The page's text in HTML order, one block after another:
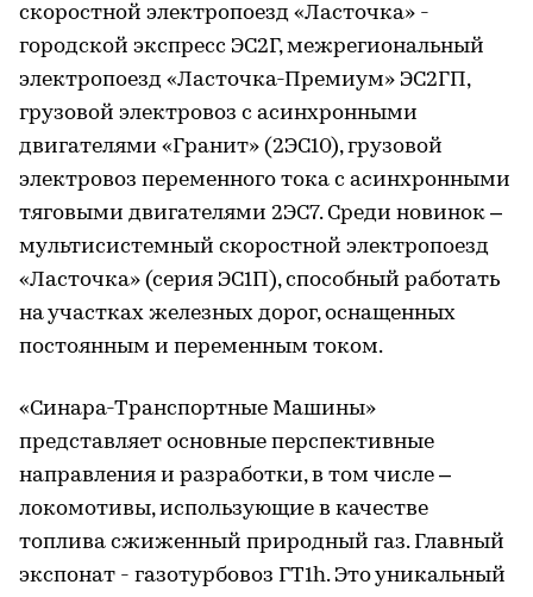
скоростной электропоезд «Ласточка» -
городской экспресс ЭС2Г, межрегиональный
электропоезд «Ласточка-Премиум» ЭС2ГП,
грузовой электровоз с асинхронными
двигателями «Гранит» (2ЭС10), грузовой
электровоз переменного тока с асинхронными
тяговыми двигателями 2ЭС7. Среди новинок –
мультисистемный скоростной электропоезд
«Ласточка» (серия ЭС1П), способный работать
на участках железных дорог, оснащенных
постоянным и переменным током.
«Синара-Транспортные Машины»
представляет основные перспективные
направления и разработки, в том числе –
локомотивы, использующие в качестве
топлива сжиженный природный газ. Главный
экспонат - газотурбовоз ГТ1h. Это уникальный